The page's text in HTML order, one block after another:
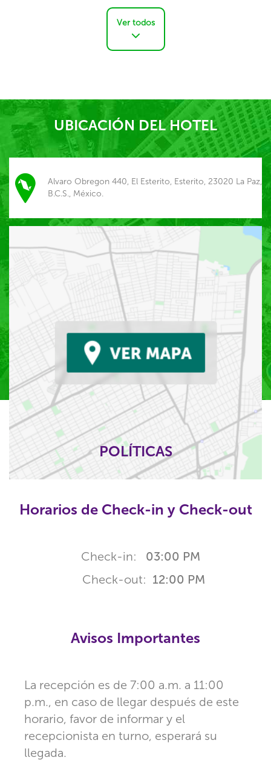
Ver todos
UBICACIÓN DEL HOTEL
Alvaro Obregon 440, El Esterito, Esterito, 23020 La Paz,
B.C.S., México.
POLÍTICAS
Horarios de Check-in y Check-out
Check-in: 03:00 PM
Check-out: 12:00 PM
Avisos Importantes
La recepción es de 7:00 a.m. a 11:00
p.m., en caso de llegar después de este
horario, favor de informar y el
recepcionista en turno, esperará su
llegada.